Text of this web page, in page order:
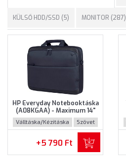
KÜLSŐ HDD/SSD (5) MONITOR (287)
HP Everyday Notebooktáska
(A08KGAA) - Maximum 14"
méretű notebookokhoz
Válltáska/Kézitáska Szövet
+5 790 Ft